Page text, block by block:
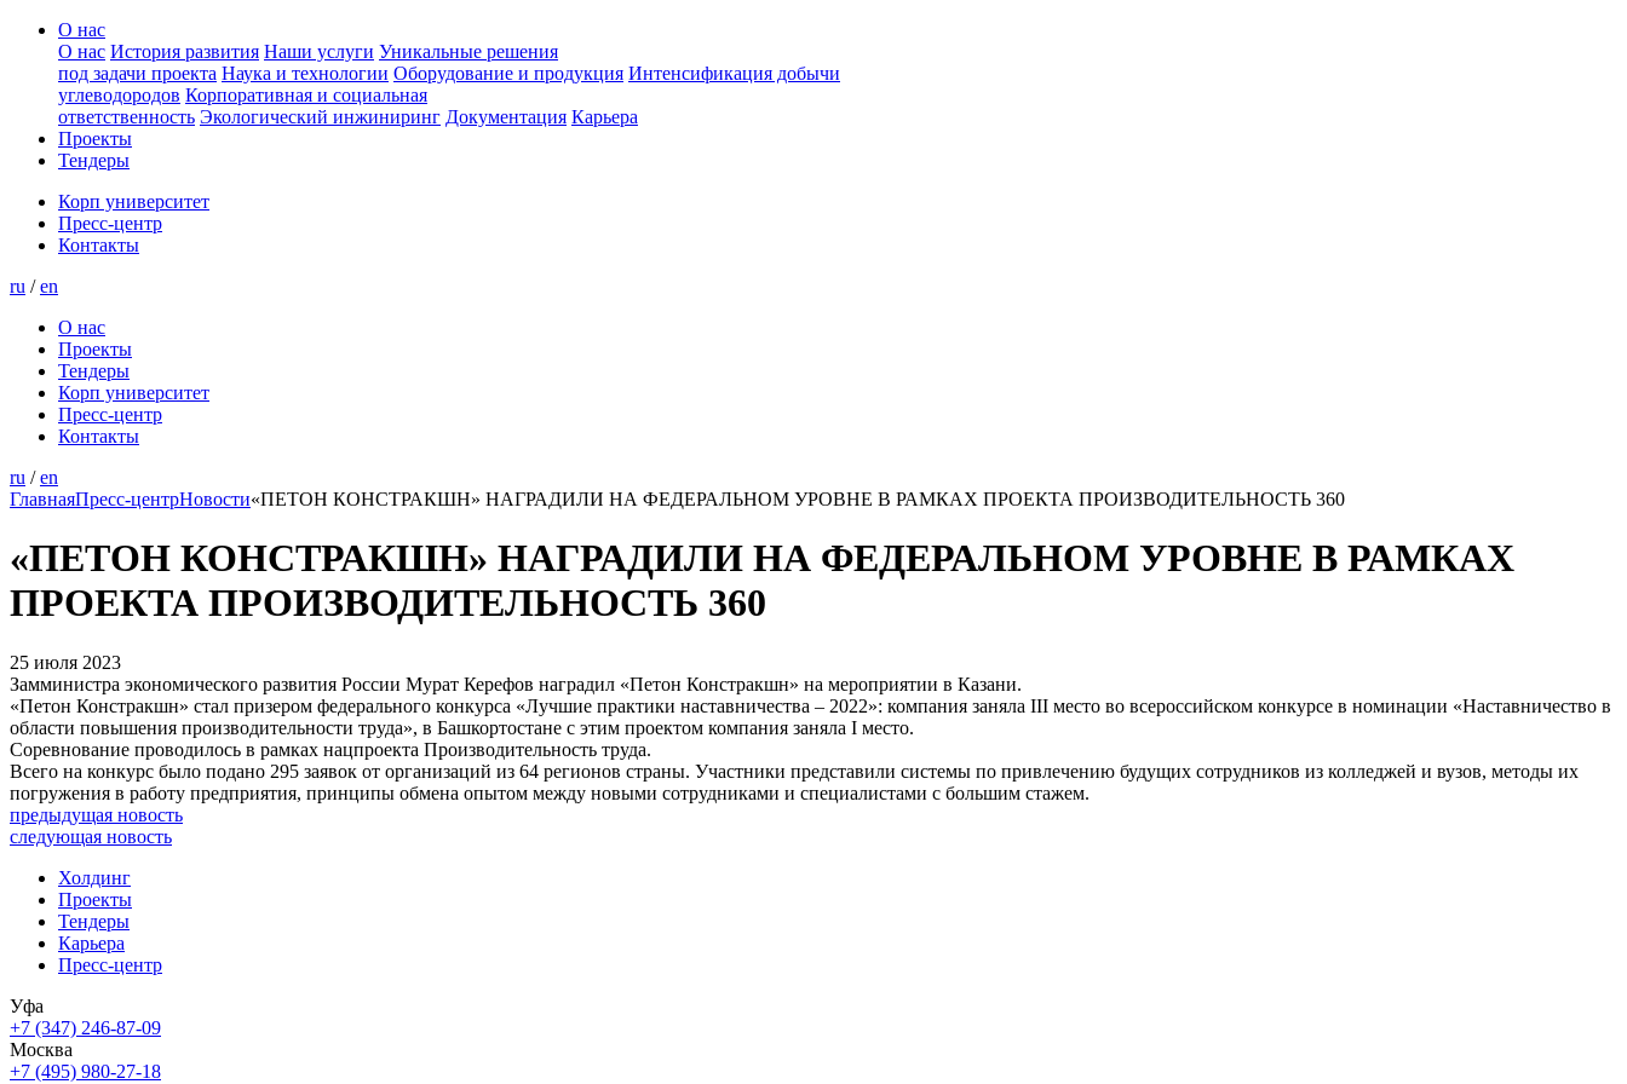
О нас
О нас История развития Наши услуги Уникальные решения
под задачи проекта Наука и технологии Оборудование и продукция Интенсификация добычи
углеводородов Корпоративная и социальная
ответственность Экологический инжиниринг Документация Карьера
Проекты
Тендеры
Корп университет
Пресс-центр
Контакты
ru / en
О нас
Проекты
Тендеры
Корп университет
Пресс-центр
Контакты
ru / en
ГлавнаяПресс-центрНовости«ПЕТОН КОНСТРАКШН» НАГРАДИЛИ НА ФЕДЕРАЛЬНОМ УРОВНЕ В РАМКАХ ПРОЕКТА ПРОИЗВОДИТЕЛЬНОСТЬ 360
«ПЕТОН КОНСТРАКШН» НАГРАДИЛИ НА ФЕДЕРАЛЬНОМ УРОВНЕ В РАМКАХ
ПРОЕКТА ПРОИЗВОДИТЕЛЬНОСТЬ 360
25 июля 2023
Замминистра экономического развития России Мурат Керефов наградил «Петон Констракшн» на мероприятии в Казани.
«Петон Констракшн» стал призером федерального конкурса «Лучшие практики наставничества – 2022»: компания заняла III место во всероссийском конкурсе в номинации «Наставничество в
области повышения производительности труда», в Башкортостане с этим проектом компания заняла I место.
Соревнование проводилось в рамках нацпроекта Производительность труда.
Всего на конкурс было подано 295 заявок от организаций из 64 регионов страны. Участники представили системы по привлечению будущих сотрудников из колледжей и вузов, методы их
погружения в работу предприятия, принципы обмена опытом между новыми сотрудниками и специалистами с большим стажем.
предыдущая новость
следующая новость
Холдинг
Проекты
Тендеры
Карьера
Пресс-центр
Уфа
+7 (347) 246-87-09
Москва
+7 (495) 980-27-18